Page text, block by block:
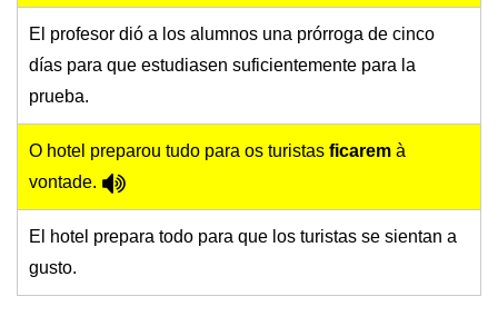
El profesor dió a los alumnos una prórroga de cinco
días para que estudiasen suficientemente para la
prueba.
O hotel preparou tudo para os turistas ficarem à
vontade.
El hotel prepara todo para que los turistas se sientan a
gusto.